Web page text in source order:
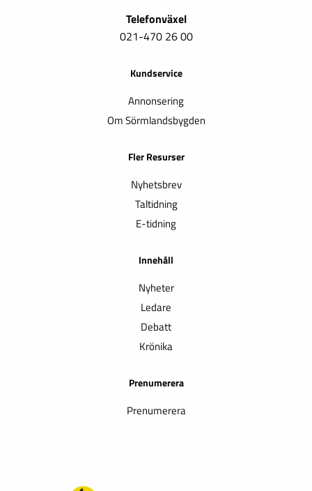
Telefonväxel
021-470 26 00
Kundservice
Annonsering
Om Sörmlandsbygden
Fler Resurser
Nyhetsbrev
Taltidning
E-tidning
Innehåll
Nyheter
Ledare
Debatt
Krönika
Prenumerera
Prenumerera